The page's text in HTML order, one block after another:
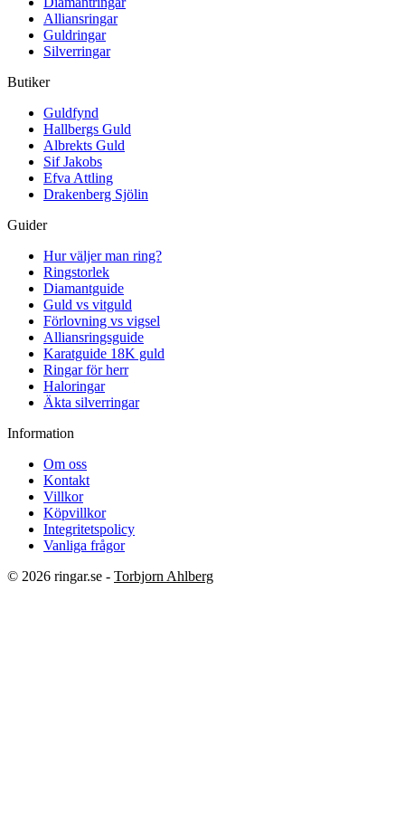
Alliansringar
Guldringar
Silverringar
Butiker
Guldfynd
Hallbergs Guld
Albrekts Guld
Sif Jakobs
Efva Attling
Drakenberg Sjölin
Guider
Hur väljer man ring?
Ringstorlek
Diamantguide
Guld vs vitguld
Förlovning vs vigsel
Alliansringsguide
Karatguide 18K guld
Ringar för herr
Haloringar
Äkta silverringar
Information
Om oss
Kontakt
Villkor
Köpvillkor
Integritetspolicy
Vanliga frågor
© 2026 ringar.se - Torbjorn Ahlberg